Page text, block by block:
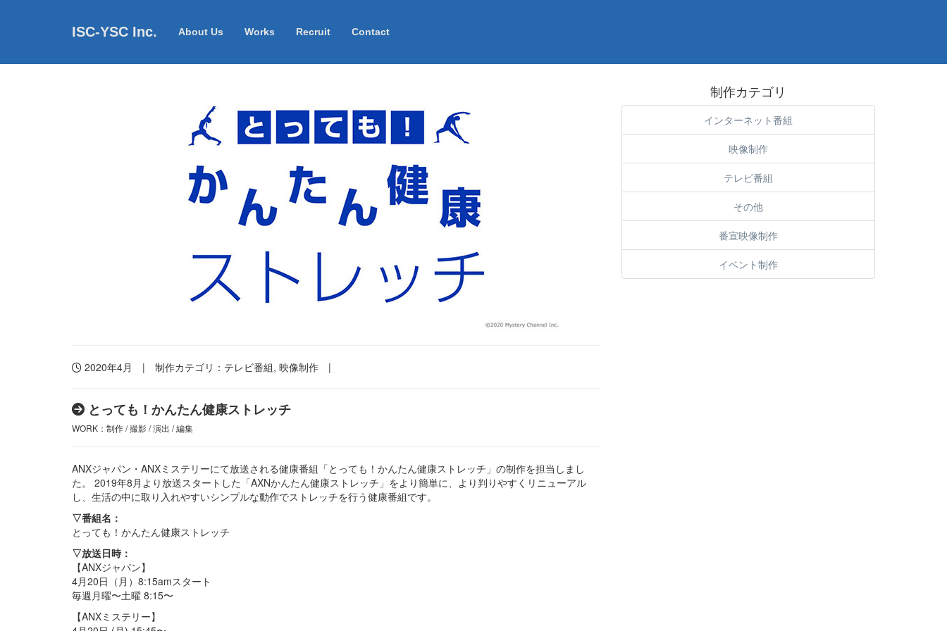
ISC-YSC Inc. About Us Works Recruit Contact
2020年4月 | 制作カテゴリ： テレビ番組, 映像制作 |
とっても！かんたん健康ストレッチ
WORK：制作 / 撮影 / 演出 / 編集
ANXジャパン・ANXミステリーにて放送される健康番組「とっても！かんたん健康ストレッチ」の制作を担当しまし
た。 2019年8月より放送スタートした「AXNかんたん健康ストレッチ」をより簡単に、より判りやすくリニューアル
し、生活の中に取り入れやすいシンプルな動作でストレッチを行う健康番組です。
▽番組名：
とっても！かんたん健康ストレッチ
▽放送日時：
【ANXジャパン】
4月20日（月）8:15amスタート
毎週月曜〜土曜 8:15〜
【ANXミステリー】
制作カテゴリ
インターネット番組
映像制作
テレビ番組
その他
番宣映像制作
イベント制作